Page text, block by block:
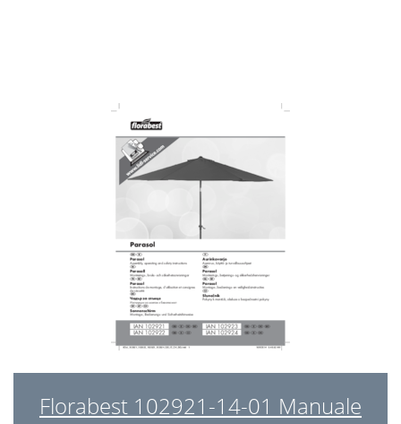
Florabest 102921-14-01 Manuale